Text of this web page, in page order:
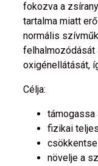
fokozva a
tartalma miatt
normális
felhalmozódását
oxigénellátását,
Célja:
fizikai
növelje a